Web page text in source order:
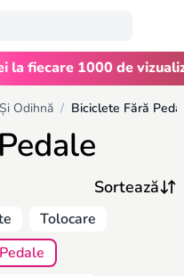
fiecare 1000 de vizualizări
Odihnă / Biciclete Fără
Tolocare